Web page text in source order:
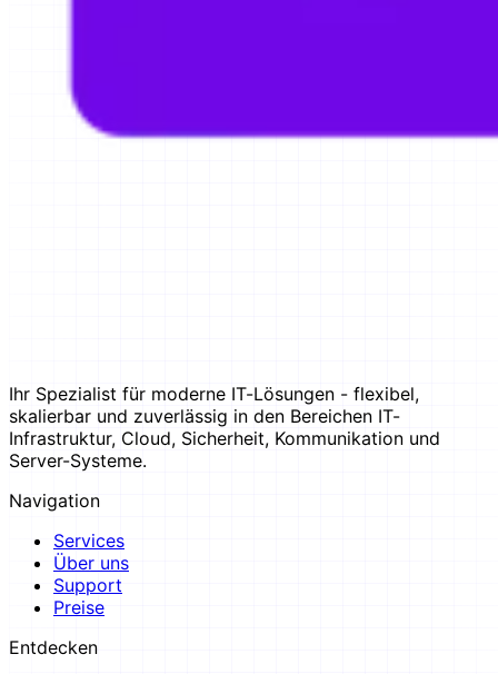
Ihr Spezialist für moderne IT-Lösungen - flexibel,
skalierbar und zuverlässig in den Bereichen IT-
Infrastruktur, Cloud, Sicherheit, Kommunikation und
Server-Systeme.
Navigation
Services
Über uns
Support
Preise
Entdecken